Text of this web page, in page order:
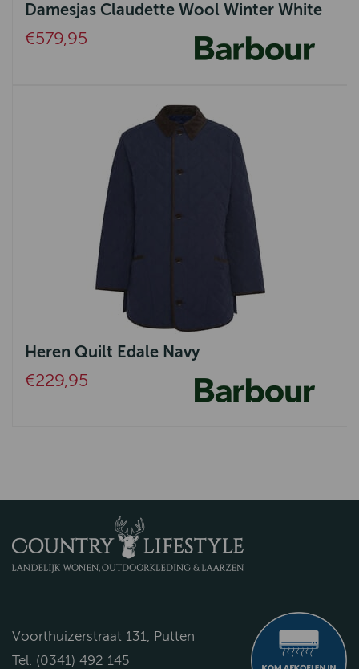
Damesjas Claudette Wool Winter White
€579,95
Heren Quilt Edale Navy
€229,95
Voorthuizerstraat 131, Putten
Tel. (0341) 492 145